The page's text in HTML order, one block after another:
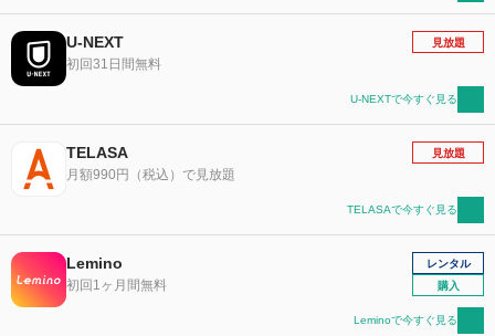
U-NEXT
初回31日間無料
見放題
U-NEXTで今すぐ見る
TELASA
月額990円（税込）で見放題
見放題
TELASAで今すぐ見る
Lemino
初回1ヶ月間無料
レンタル
購入
Leminoで今すぐ見る